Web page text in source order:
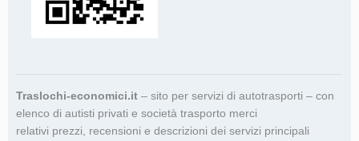
Traslochi-economici.it – sito per servizi di autotrasporti – con
elenco di autisti privati e società trasporto merci
relativi prezzi, recensioni e descrizioni dei servizi principali